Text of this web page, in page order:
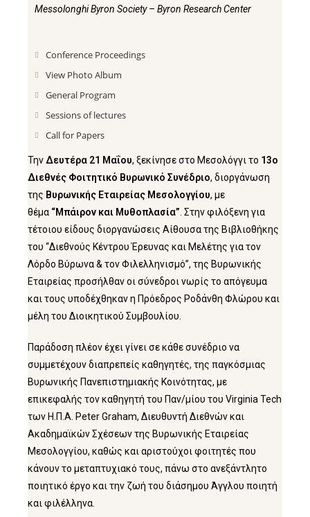
Messolonghi Byron Society – Byron Research Center
Conference Proceedings
View Photo Album
General Program
Sessions of lectures
Call for Papers
Την Δευτέρα 21 Μαΐου, ξεκίνησε στο Μεσολόγγι το 13ο
Διεθνές Φοιτητικό Βυρωνικό Συνέδριο, διοργάνωση
της Βυρωνικής Εταιρείας Μεσολογγίου, με
θέμα “Μπάιρον και Μυθοπλασία” . Στην φιλόξενη για
τέτοιου είδους διοργανώσεις Αίθουσα της Βιβλιοθήκης
του “Διεθνούς Κέντρου Έρευνας και Μελέτης για τον
Λόρδο Βύρωνα & τον Φιλελληνισμό”, της Βυρωνικής
Εταιρείας προσήλθαν οι σύνεδροι νωρίς το απόγευμα
και τους υποδέχθηκαν η Πρόεδρος Ροδάνθη Φλώρου και
μέλη του Διοικητικού Συμβουλίου.
Παράδοση πλέον έχει γίνει σε κάθε συνέδριο να
συμμετέχουν διαπρεπείς καθηγητές, της παγκόσμιας
Βυρωνικής Πανεπιστημιακής Κοινότητας, με
επικεφαλής τον καθηγητή του Παν/μίου του Virginia Tech
των Η.Π.Α. Peter Graham, Διευθυντή Διεθνών και
Ακαδημαϊκών Σχέσεων της Βυρωνικής Εταιρείας
Μεσολογγίου, καθώς και αριστούχοι φοιτητές που
κάνουν το μεταπτυχιακό τους, πάνω στο ανεξάντλητο
ποιητικό έργο και την ζωή του διάσημου Άγγλου ποιητή
και φιλέλληνα.